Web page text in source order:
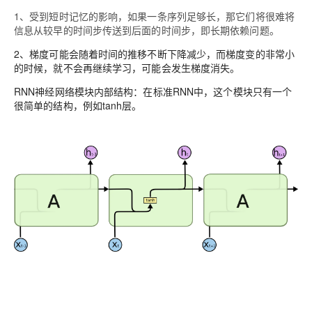
1、受到短时记忆的影响，如果一条序列足够长，那它们将很难将
信息从较早的时间步传送到后面的时间步，即长期依赖问题。
2、梯度可能会随着时间的推移不断下降减少，而梯度变的非常小
的时候，就不会再继续学习，可能会发生梯度消失。
RNN神经网络模块内部结构：在标准RNN中，这个模块只有一个
很简单的结构，例如tanh层。